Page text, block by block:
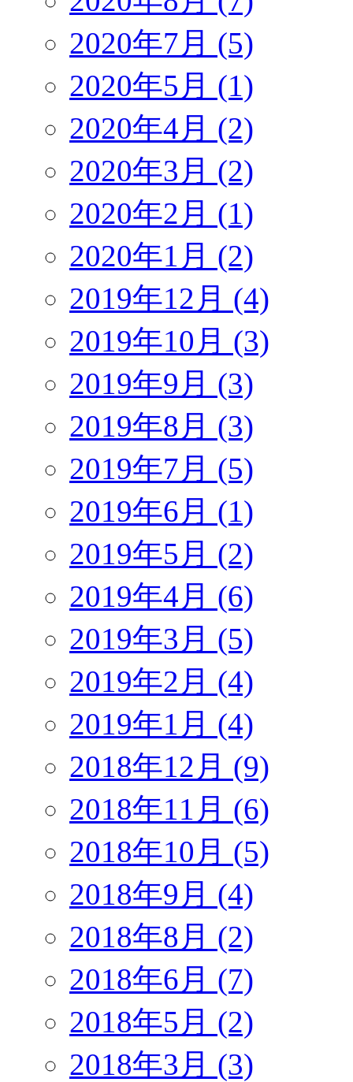
2020年7月 (5)
2020年5月 (1)
2020年4月 (2)
2020年3月 (2)
2020年2月 (1)
2020年1月 (2)
2019年12月 (4)
2019年10月 (3)
2019年9月 (3)
2019年8月 (3)
2019年7月 (5)
2019年6月 (1)
2019年5月 (2)
2019年4月 (6)
2019年3月 (5)
2019年2月 (4)
2019年1月 (4)
2018年12月 (9)
2018年11月 (6)
2018年10月 (5)
2018年9月 (4)
2018年8月 (2)
2018年6月 (7)
2018年5月 (2)
2018年3月 (3)